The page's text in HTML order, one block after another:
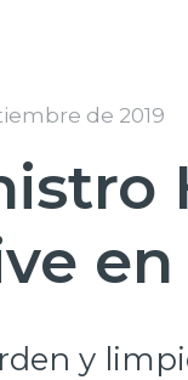
de 2019
y